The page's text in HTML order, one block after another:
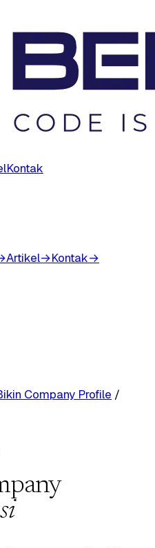
Kontak
Artikel→Kontak→
Company Profile /